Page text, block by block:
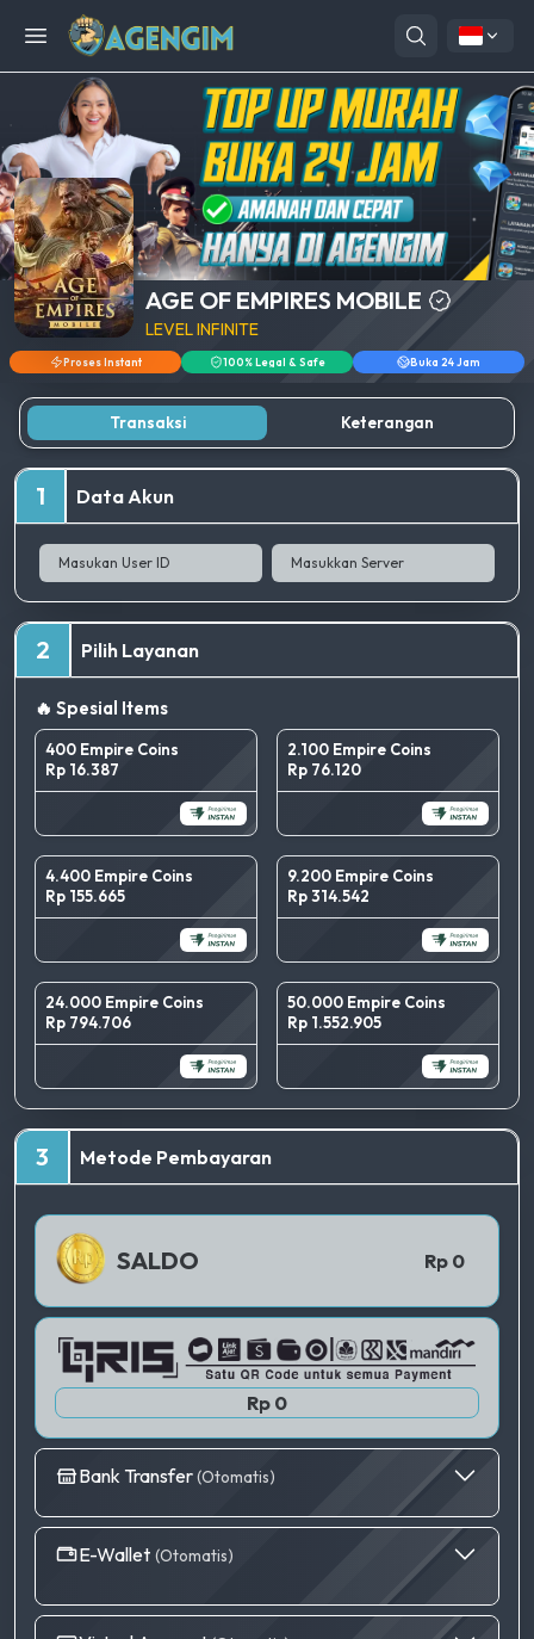
Open menu
AGE OF EMPIRES MOBILE
LEVEL INFINITE
Proses Instant 100% Legal & Safe Buka 24 Jam
Transaksi Keterangan
1 Data Akun
2 Pilih Layanan
🔥 Spesial Items
400 Empire Coins
Rp 16.387
2.100 Empire Coins
Rp 76.120
4.400 Empire Coins
Rp 155.665
9.200 Empire Coins
Rp 314.542
24.000 Empire Coins
Rp 794.706
50.000 Empire Coins
Rp 1.552.905
3 Metode Pembayaran
SALDO Rp 0
Rp 0
QRIS 1
Bank Transfer(Otomatis)
E-Wallet (Otomatis)